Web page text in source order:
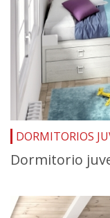
DORMITORIOS
Dormitorio